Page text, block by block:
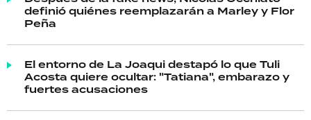
definió quiénes reemplazarán a Marley y Flor
Peña
El entorno de La Joaqui destapó lo que Tuli
Acosta quiere ocultar: "Tatiana", embarazo y
fuertes acusaciones